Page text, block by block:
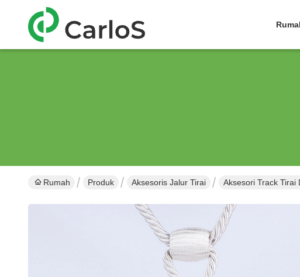
Rumah Produk Aksesoris Jalur Tirai Aksesori Track Tirai